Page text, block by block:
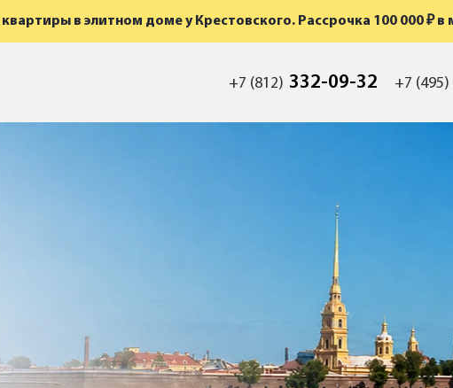
в элитном доме у Крестовского. Рассрочка 100 000 ₽ в
+7 (812) 332-09-32 +7 (495)